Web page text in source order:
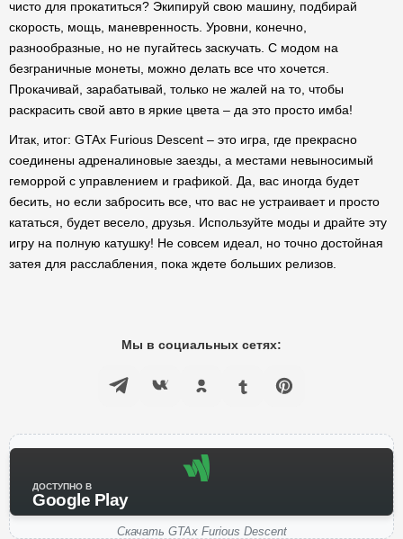
чисто для прокатиться? Экипируй свою машину, подбирай
скорость, мощь, маневренность. Уровни, конечно,
разнообразные, но не пугайтесь заскучать. С модом на
безграничные монеты, можно делать все что хочется.
Прокачивай, зарабатывай, только не жалей на то, чтобы
раскрасить свой авто в яркие цвета – да это просто имба!
Итак, итог: GTAx Furious Descent – это игра, где прекрасно
соединены адреналиновые заезды, а местами невыносимый
геморрой с управлением и графикой. Да, вас иногда будет
бесить, но если забросить все, что вас не устраивает и просто
кататься, будет весело, друзья. Используйте моды и драйте эту
игру на полную катушку! Не совсем идеал, но точно достойная
затея для расслабления, пока ждете больших релизов.
Мы в социальных сетях:
ДОСТУПНО В
Google Play
Скачать GTAx Furious Descent